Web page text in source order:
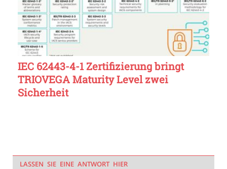
IEC 62443-4-1 Zertifizierung bringt
TRIOVEGA Maturity Level zwei
Sicherheit
LASSEN SIE EINE ANTWORT HIER